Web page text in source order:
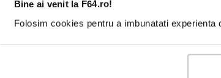
Bine ai venit la F64.ro!
Folosim cookies pentru a imbunatati
16990 lei
Preț anterior:305 lei